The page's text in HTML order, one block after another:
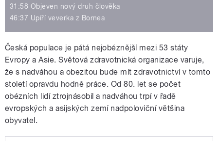
31:58 Objeven nový druh člověka
46:37 Upíří veverka z Bornea
Česká populace je pátá nejobéznější mezi 53 státy
Evropy a Asie. Světová zdravotnická organizace varuje,
že s nadváhou a obezitou bude mít zdravotnictví v tomto
století opravdu hodně práce. Od 80. let se počet
obézních lidí ztrojnásobil a nadváhou trpí v řadě
evropských a asijských zemí nadpoloviční většina
obyvatel.